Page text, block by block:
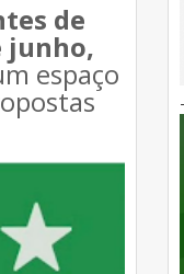
de
junho,
espaço